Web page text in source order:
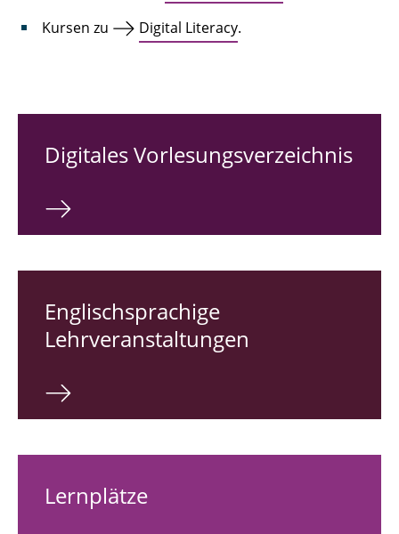
Kursen zu
Digital Literacy.
Digitales Vorlesungsverzeichnis
Englischsprachige
Lehrveranstaltungen
Lernplätze